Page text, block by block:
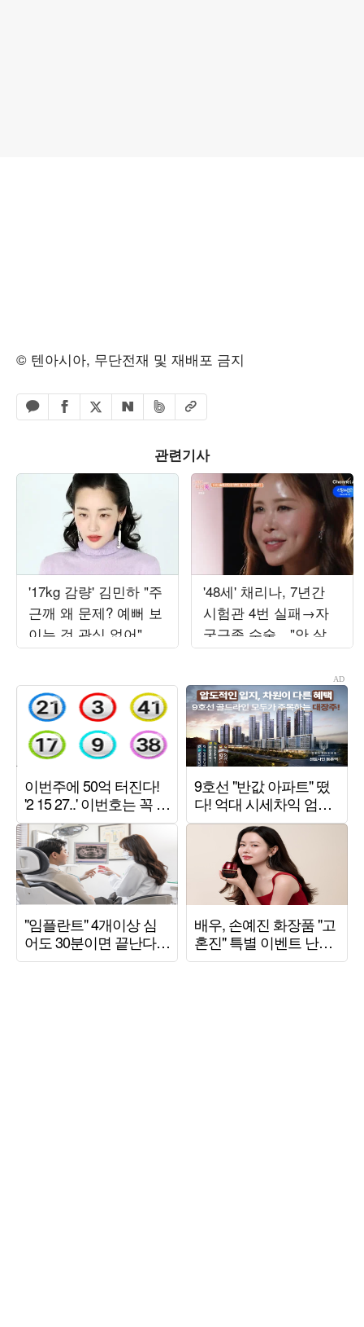
© 텐아시아, 무단전재 및 재배포 금지
카카오톡 공유하기
페이스북 공유하기
엑스 공유하기
네이버 공유하기
밴드 공유하기
URL복사
관련기사
'17kg 감량' 김민하 "주
근깨 왜 문제? 예뻐 보
이는 것 관심 없어"
('전현무계획4')
'48세' 채리나, 7년간
시험관 4번 실패→자
궁근종 수술…"안 살고
싶었다" ('터치미')